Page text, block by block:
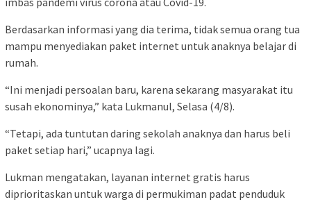
Berdasarkan informasi yang dia terima, tidak semua orang tua
mampu menyediakan paket internet untuk anaknya belajar di
rumah.
“Ini menjadi persoalan baru, karena sekarang masyarakat itu
susah ekonominya,” kata Lukmanul, Selasa (4/8).
“Tetapi, ada tuntutan daring sekolah anaknya dan harus beli
paket setiap hari,” ucapnya lagi.
Lukman mengatakan, layanan internet gratis harus
diprioritaskan untuk warga di permukiman padat penduduk